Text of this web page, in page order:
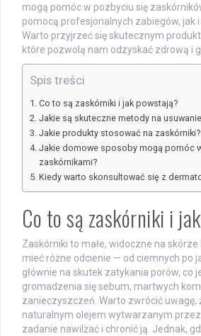
mogą pomóc w pozbyciu się
pomocą profesjonalnych zabiegów, jak
Warto przyjrzeć się skutecznym
które pozwolą nam odzyskać zdrową i
Spis treści
Co to są zaskórniki i jak powstają?
Jakie są skuteczne metody na
Jakie produkty stosować na zaskórniki?
Jakie domowe sposoby mogą pomóc
zaskórnikami?
Kiedy warto skonsultować się z
Co to są zaskórniki i
Zaskórniki to małe, widoczne na
mieć różne odcienie — od ciemnych po
głównie na skutek zatykania porów, co
gromadzenia się sebum, martwych
zanieczyszczeń. Warto zwrócić uwagę,
naturalnym olejem wytwarzanym
zadanie nawilżać i chronić ją. Jednak,